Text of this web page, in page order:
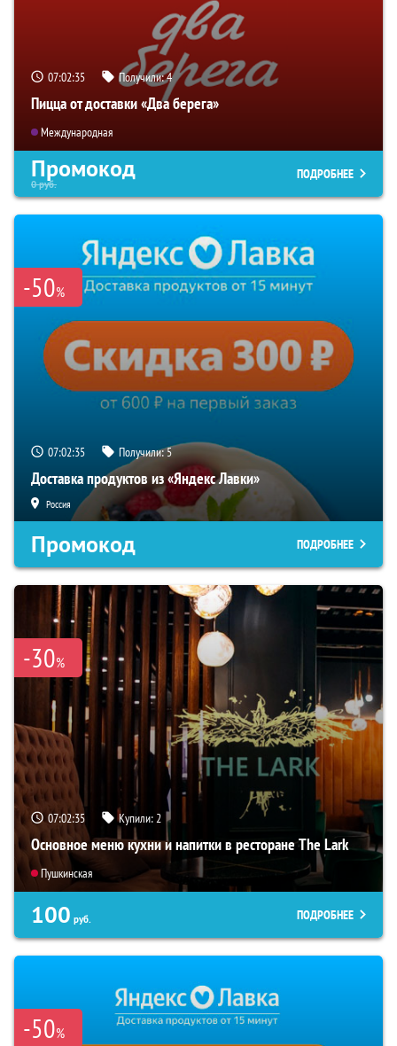
07:02:34 Получили:4
Пицца от доставки «Два берега»
Международная
Промокод
0руб.
ПОДРОБНЕЕ
-50%
07:02:34 Получили:5
Доставка продуктов из «Яндекс Лавки»
Россия
Промокод ПОДРОБНЕЕ
-30%
07:02:34 Купили:2
Основное меню кухни и напитки в ресторане The Lark
Пушкинская
100 руб. ПОДРОБНЕЕ
-50%